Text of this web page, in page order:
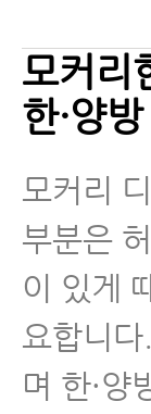
모커리
한·양
모커리
부분은
이 있게
요합니
며 한·양